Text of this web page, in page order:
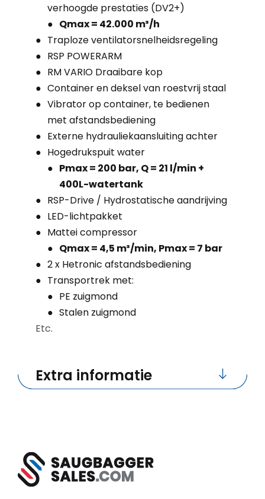
verhoogde prestaties (DV2+)
Qmax = 42.000 m³/h
Traploze ventilatorsnelheidsregeling
RSP POWERARM
RM VARIO Draaibare kop
Container en deksel van roestvrij staal
Vibrator op container, te bedienen
met afstandsbediening
Externe hydrauliekaansluiting achter
Hogedrukspuit water
Pmax = 200 bar, Q = 21 l/min +
400L-watertank
RSP-Drive / Hydrostatische aandrijving
LED-lichtpakket
Mattei compressor
Qmax = 4,5 m³/min, Pmax = 7 bar
2 x Hetronic afstandsbediening
Transportrek met:
PE zuigmond
Stalen zuigmond
Etc.
Extra informatie